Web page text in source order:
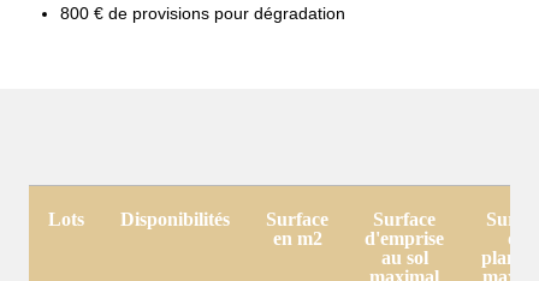
800 € de provisions pour dégradation
Lots Disponibilités
Surface
en m2
Surface
d'emprise
au sol
de